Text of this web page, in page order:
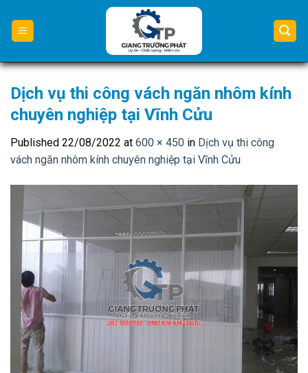
content
Dịch vụ thi công vách ngăn nhôm kính
chuyên nghiệp tại Vĩnh Cửu
Published 22/08/2022 at 600 × 450 in Dịch vụ thi công
vách ngăn nhôm kính chuyên nghiệp tại Vĩnh Cửu